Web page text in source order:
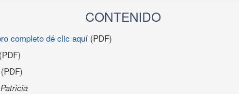
CONTENIDO
completo dé clic aquí (PDF)
(PDF)
(PDF)